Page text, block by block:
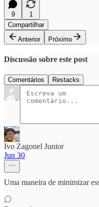
9
1
Compartilhar
Anterior
Próximo
Discussão sobre este post
Comentários Restacks
Ivo Zagonel Junior
Jun 30
Uma maneira de minimizar